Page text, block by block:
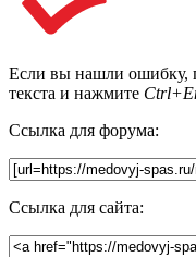
Если вы нашли ошибку,
текста и нажмите
Ссылка для форума:
Ссылка для сайта: